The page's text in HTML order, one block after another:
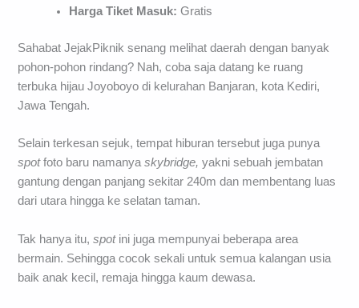
Harga Tiket Masuk: Gratis
Sahabat JejakPiknik senang melihat daerah dengan banyak
pohon-pohon rindang? Nah, coba saja datang ke ruang
terbuka hijau Joyoboyo di kelurahan Banjaran, kota Kediri,
Jawa Tengah.
Selain terkesan sejuk, tempat hiburan tersebut juga punya
spotfoto baru namanyaskybridge, yakni sebuah jembatan
gantung dengan panjang sekitar 240m dan membentang luas
dari utara hingga ke selatan taman.
Tak hanya itu,spotini juga mempunyai beberapa area
bermain. Sehingga cocok sekali untuk semua kalangan usia
baik anak kecil, remaja hingga kaum dewasa.